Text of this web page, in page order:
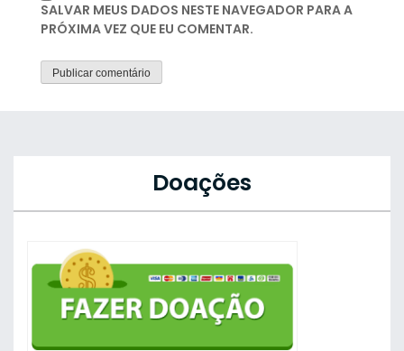
SALVAR MEUS DADOS NESTE NAVEGADOR PARA A
PRÓXIMA VEZ QUE EU COMENTAR.
Doações